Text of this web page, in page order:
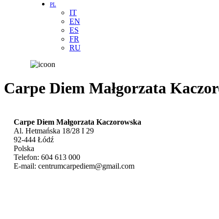
PL
IT
EN
ES
FR
RU
Carpe Diem Małgorzata
Carpe Diem Małgorzata Kaczorowska
Al. Hetmańska 18/28 I 29
92-444 Łódź
Polska
Telefon: 604 613 000
E-mail: centrumcarpediem@gmail.com